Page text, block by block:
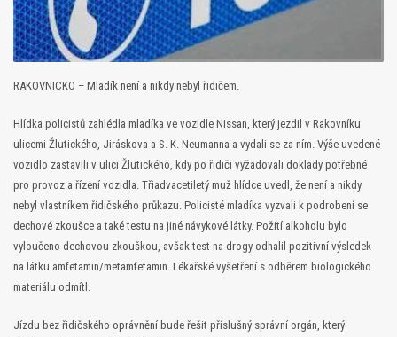
RAKOVNICKO – Mladík není a nikdy nebyl řidičem.
Hlídka policistů zahlédla mladíka ve vozidle Nissan, který jezdil v Rakovníku
ulicemi Žlutického, Jiráskova a S. K. Neumanna a vydali se za ním. Výše uvedené
vozidlo zastavili v ulici Žlutického, kdy po řidiči vyžadovali doklady potřebné
pro provoz a řízení vozidla. Třiadvacetiletý muž hlídce uvedl, že není a nikdy
nebyl vlastníkem řidičského průkazu. Policisté mladíka vyzvali k podrobení se
dechové zkoušce a také testu na jiné návykové látky. Požití alkoholu bylo
vyloučeno dechovou zkouškou, avšak test na drogy odhalil pozitivní výsledek
na látku amfetamin/metamfetamin. Lékařské vyšetření s odběrem biologického
materiálu odmítl.
Jízdu bez řidičského oprávnění bude řešit příslušný správní orgán, který